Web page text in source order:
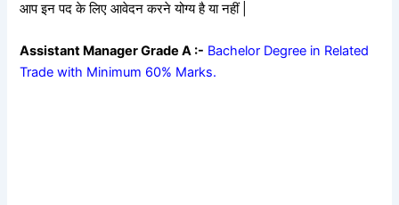
आप इन पद के लिए आवेदन करने योग्य है या नहीं |
Assistant Manager Grade A :- Bachelor Degree in Related
Trade with Minimum 60% Marks.